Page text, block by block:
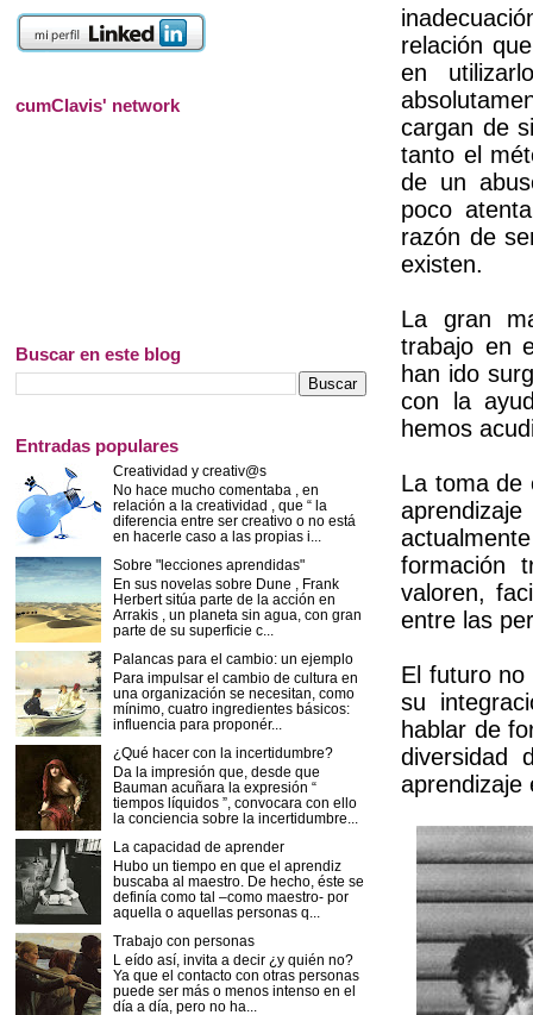
relación
en
cargan de
tanto el
de un
poco
razón de
existen.
La gran
trabajo en
han ido
con la
hemos
La toma de
formación
valoren,
entre las
El futuro no
su
hablar de
diversidad
aprendizaje
cumClavis' network
Buscar en este blog
Entradas populares
Creatividad y creativ@s
No hace mucho comentaba , en
relación a la creatividad , que “ la
diferencia entre ser creativo o no está
en hacerle caso a las propias i...
Sobre "lecciones aprendidas"
En sus novelas sobre Dune , Frank
Herbert sitúa parte de la acción en
Arrakis , un planeta sin agua, con gran
parte de su superficie c...
Palancas para el cambio: un ejemplo
Para impulsar el cambio de cultura en
una organización se necesitan, como
mínimo, cuatro ingredientes básicos:
influencia para proponér...
¿Qué hacer con la incertidumbre?
Da la impresión que, desde que
Bauman acuñara la expresión “
tiempos líquidos ”, convocara con ello
la conciencia sobre la incertidumbre...
La capacidad de aprender
Hubo un tiempo en que el aprendiz
buscaba al maestro. De hecho, éste se
definía como tal –como maestro- por
aquella o aquellas personas q...
Trabajo con personas
L eído así, invita a decir ¿y quién no?
Ya que el contacto con otras personas
puede ser más o menos intenso en el
día a día, pero no ha...